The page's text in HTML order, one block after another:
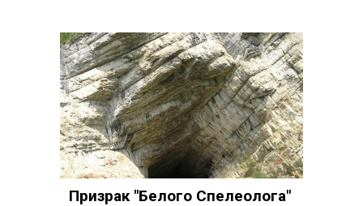
Призрак "Белого Спелеолога"